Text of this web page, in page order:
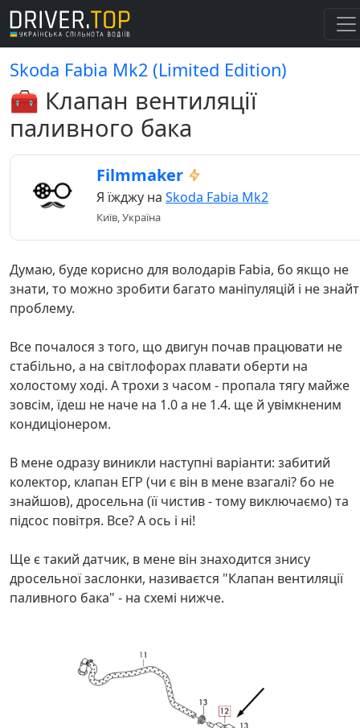
Skoda Fabia Mk2 (Limited Edition)
🧰 Клапан вентиляції
паливного бака
Filmmaker
Я їжджу на Skoda Fabia Mk2
Київ, Україна
Думаю, буде корисно для володарів Fabia, бо якщо не
знати, то можно зробити багато маніпуляцій і не
проблему.
Все почалося з того, що двигун почав працювати не
стабільно, а на світлофорах плавати оберти на
холостому ході. А трохи з часом - пропала тягу майже
зовсім, їдеш не наче на 1.0 а не 1.4. ще й увімкненим
кондиціонером.
В мене одразу виникли наступні варіанти: забитий
колектор, клапан ЕГР (чи є він в мене взагалі? бо не
знайшов), дросельна (її чистив - тому виключаємо) та
підсос повітря. Все? А ось і ні!
Ще є такий датчик, в мене він знаходится знису
дросельної заслонки, називаєтся "Клапан вентиляції
паливного бака" - на схемі нижче.